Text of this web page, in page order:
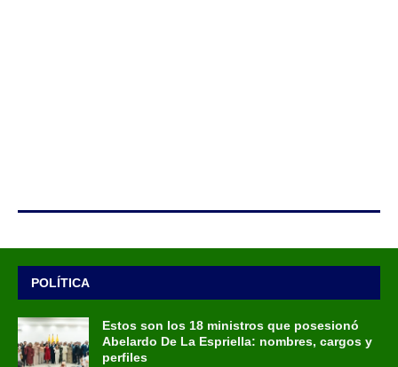
POLÍTICA
Estos son los 18 ministros que posesionó
Abelardo De La Espriella: nombres, cargos y
perfiles